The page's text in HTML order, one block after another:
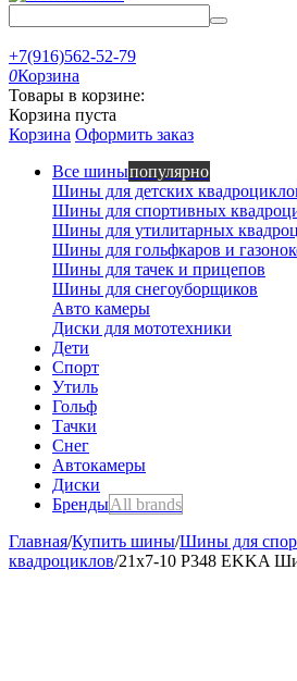
+7(916)562-52-79
0Корзина
Товары в корзине:
Корзина пуста
Корзина Оформить заказ
Все шиныпопулярно
Шины для детских
Шины для спортивных
Шины для утилитарных
Шины для гольфкаров и
Шины для тачек и прицепов
Шины для снегоуборщиков
Авто камеры
Диски для мототехники
Дети
Спорт
Утиль
Гольф
Тачки
Снег
Автокамеры
Диски
БрендыAll brands
Главная/Купить шины/Шины для
квадроциклов/21х7-10 P348 EKKA